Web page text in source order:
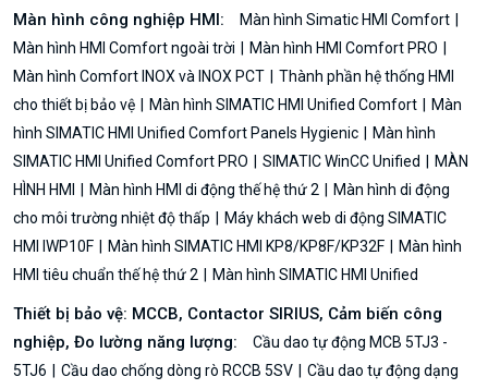
Màn hình công nghiệp HMI:
Màn hình Simatic HMI Comfort
Màn hình HMI Comfort ngoài trời
Màn hình HMI Comfort PRO
Màn hình Comfort INOX và INOX PCT
Thành phần hệ thống HMI
cho thiết bị bảo vệ
Màn hình SIMATIC HMI Unified Comfort
Màn
hình SIMATIC HMI Unified Comfort Panels Hygienic
Màn hình
SIMATIC HMI Unified Comfort PRO
SIMATIC WinCC Unified
MÀN
HÌNH HMI
Màn hình HMI di động thế hệ thứ 2
Màn hình di động
cho môi trường nhiệt độ thấp
Máy khách web di động SIMATIC
HMI IWP10F
Màn hình SIMATIC HMI KP8/KP8F/KP32F
Màn hình
HMI tiêu chuẩn thế hệ thứ 2
Màn hình SIMATIC HMI Unified
Thiết bị bảo vệ: MCCB, Contactor SIRIUS, Cảm biến công
nghiệp, Đo lường năng lượng:
Cầu dao tự động MCB 5TJ3 -
5TJ6
Cầu dao chống dòng rò RCCB 5SV
Cầu dao tự động dạng